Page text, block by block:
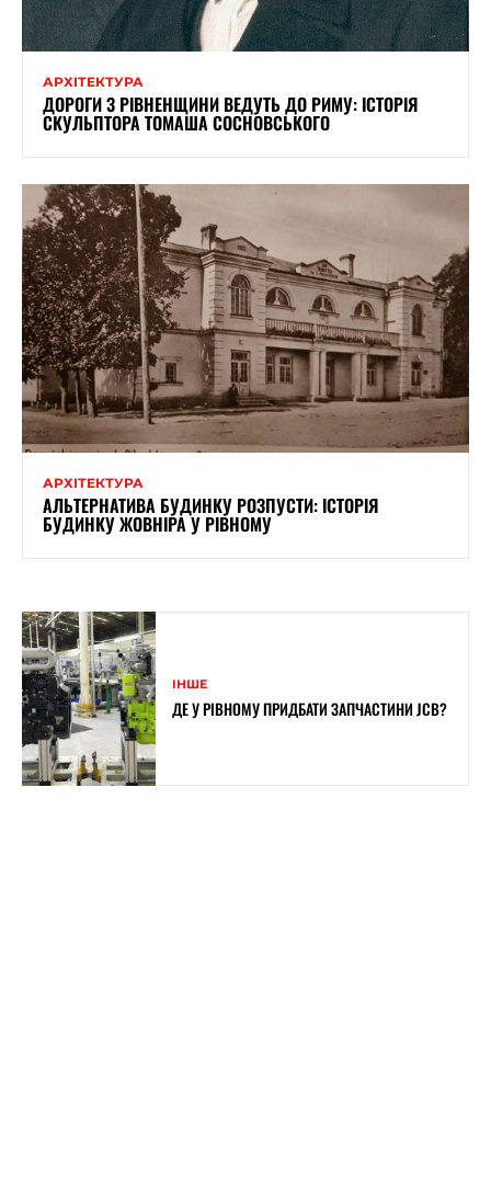
АРХІТЕКТУРА
ДОРОГИ З РІВНЕНЩИНИ ВЕДУТЬ ДО РИМУ: ІСТОРІЯ
СКУЛЬПТОРА ТОМАША СОСНОВСЬКОГО
АРХІТЕКТУРА
АЛЬТЕРНАТИВА БУДИНКУ РОЗПУСТИ: ІСТОРІЯ
БУДИНКУ ЖОВНІРА У РІВНОМУ
ІНШЕ
ДЕ У РІВНОМУ ПРИДБАТИ ЗАПЧАСТИНИ JCB?